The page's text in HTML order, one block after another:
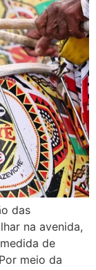
das
na avenida,
de
meio da